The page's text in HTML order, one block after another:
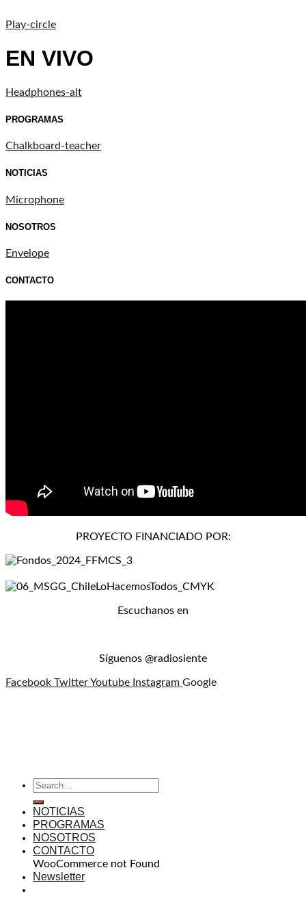
Play-circle
EN VIVO
Headphones-alt
PROGRAMAS
Chalkboard-teacher
NOTICIAS
Microphone
NOSOTROS
Envelope
CONTACTO
PROYECTO FINANCIADO POR:
Escuchanos en
Síguenos @radiosiente
Facebook TwitterYoutube Instagram Google
NOTICIAS
PROGRAMAS
NOSOTROS
CONTACTO
WooCommerce not Found
Newsletter